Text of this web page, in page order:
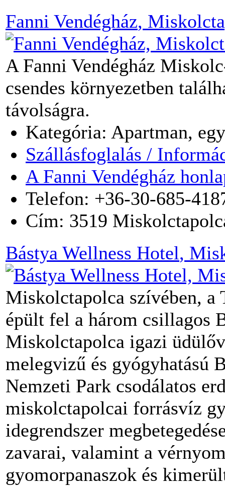
Fanni Vendégház,
A Fanni Vendégház
csendes környezetben
távolságra.
Kategória: Apartman,
Szállásfoglalás /
A Fanni Vendégház
Telefon: +36-30-685-
Cím: 3519
Bástya Wellness Hotel,
Miskolctapolca szívében,
épült fel a három csillagos
Miskolctapolca igazi
melegvizű és gyógyhatású
Nemzeti Park csodálatos
miskolctapolcai forrásvíz
idegrendszer
zavarai, valamint a
gyomorpanaszok és